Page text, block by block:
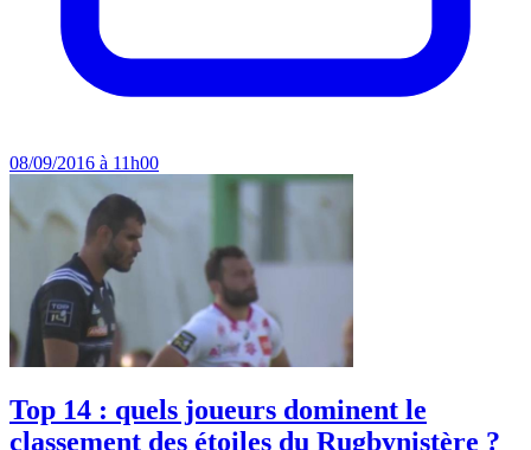
08/09/2016 à 11h00
Top 14 : quels joueurs dominent le
classement des étoiles du Rugbynistère ?